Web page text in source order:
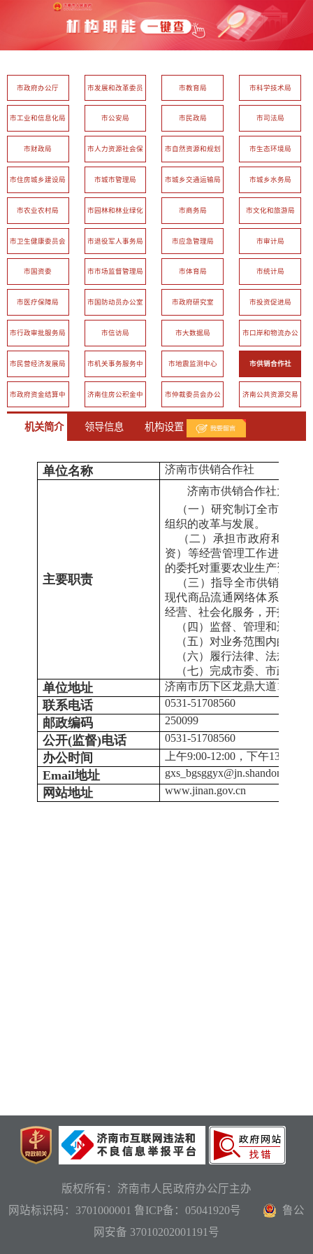
市政府办公厅 市发展和改革委员 市教育局 市科学技术局
市工业和信息化局 市公安局 市民政局 市司法局
市财政局 市人力资源社会保 市自然资源和规划 市生态环境局
市住房城乡建设局 市城市管理局 市城乡交通运输局 市城乡水务局
市农业农村局 市园林和林业绿化 市商务局 市文化和旅游局
市卫生健康委员会 市退役军人事务局 市应急管理局 市审计局
市国资委 市市场监督管理局 市体育局 市统计局
市医疗保障局 市国防动员办公室 市政府研究室 市投资促进局
市行政审批服务局 市信访局 市大数据局 市口岸和物流办公
市民营经济发展局 市机关事务服务中 市地震监测中心 市供销合作社
市政府资金结算中 济南住房公积金中 市仲裁委员会办公
室
济南公共资源交易
机关简介 领导信息 机构设置
版权所有：济南市人民政府办公厅主办
网站标识码：3701000001 鲁ICP备：05041920号
鲁公
网安备 37010202001191号